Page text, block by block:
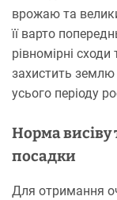
врожаю та
її варто
рівномірні
захистить землю
усього періоду
Норма висіву
посадки
Для отримання